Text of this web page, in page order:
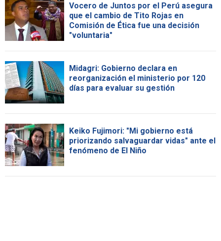
Vocero de Juntos por el Perú asegura
que el cambio de Tito Rojas en
Comisión de Ética fue una decisión
"voluntaria"
Midagri: Gobierno declara en
reorganización el ministerio por 120
días para evaluar su gestión
Keiko Fujimori: "Mi gobierno está
priorizando salvaguardar vidas" ante el
fenómeno de El Niño